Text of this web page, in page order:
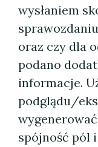
wysłaniem
oraz czy dla
podano
informacje.
podglądu/
spójność pól